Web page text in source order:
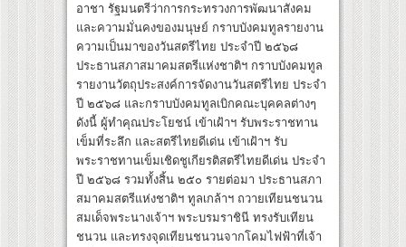
อาชา รัฐมนตรีว่าการกระทรวงการพัฒนาสังคม
และความมั่นคงของมนุษย์ กราบบังคมทูลรายงาน
ความเป็นมาของวันสตรีไทย ประจำปี ๒๕๖๘
ประธานสภาสมาคมสตรีแห่งชาติฯ กราบบังคมทูล
รายงานวัตถุประสงค์การจัดงานวันสตรีไทย ประจำ
ปี ๒๕๖๘ และกราบบังคมทูลเบิกคณะบุคคลต่างๆ
ดังนี้ ผู้ทำคุณประโยชน์ เข้าเฝ้าฯ รับพระราชทาน
เข็มที่ระลึก และสตรีไทยดีเด่น เข้าเฝ้าฯ รับ
พระราชทานเข็มเชิดชูเกียรติสตรีไทยดีเด่น ประจำ
ปี ๒๕๖๘ รวมทั้งสิ้น ๒๕๐ รายต่อมา ประธานสภา
สมาคมสตรีแห่งชาติฯ ทูลเกล้าฯ ถวายเทียนชนวน
สมเด็จพระนางเจ้าฯ พระบรมราชินี ทรงรับเทียน
ชนวน และทรงจุดเทียนชนวนจากโคมไฟฟ้าที่เจ้า